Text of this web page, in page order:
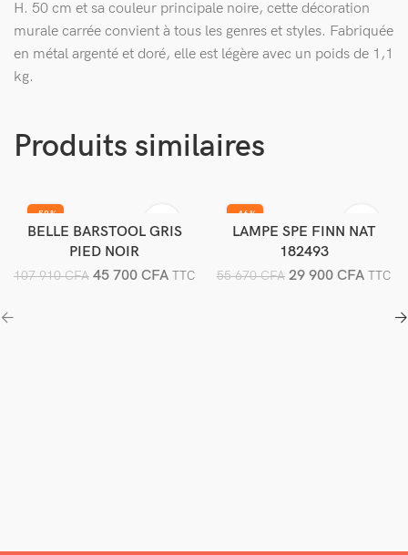
H. 50 cm et sa couleur principale noire, cette décoration
murale carrée convient à tous les genres et styles. Fabriquée
en métal argenté et doré, elle est légère avec un poids de 1,1
kg.
Produits similaires
-58%
Ajouter au panier
BELLE BARSTOOL GRIS
PIED NOIR
107 910CFA 45 700 CFA TTC
-46%
Ajouter au panier
LAMPE SPE FINN NAT
182493
55 670CFA 29 900 CFA TTC